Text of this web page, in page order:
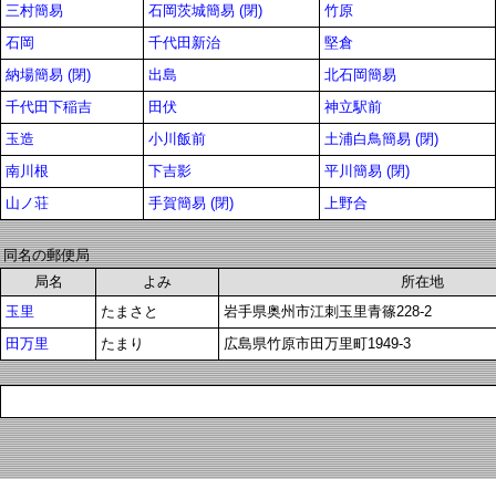
三村簡易
石岡茨城簡易 (閉)
竹原
石岡
千代田新治
堅倉
納場簡易 (閉)
出島
北石岡簡易
千代田下稲吉
田伏
神立駅前
玉造
小川飯前
土浦白鳥簡易 (閉)
南川根
下吉影
平川簡易 (閉)
山ノ荘
手賀簡易 (閉) 上野合
同名の郵便局
局名
よみ
所在地
玉里
たまさと
岩手県奥州市江刺玉里青篠228-2
田万里
たまり 広島県竹原市田万里町1949-3